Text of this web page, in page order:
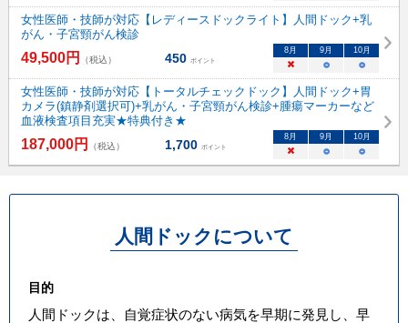
女性医師・技師が対応【レディースドックライト】人間ドック+乳
がん・子宮頸がん検診
49,500円 （税込） 450 ポイント
8 月 9 月 10月
× ○ ○
女性医師・技師が対応【トータルチェックドック】人間ドック+胃
カメラ(鎮静剤選択可)+乳がん・子宮頸がん検診+腫瘍マーカーなど
血液検査項目充実★特典付き★
187,000円 （税込） 1,700 ポイント
8 月 9 月 10月
× ○ ○
人間ドックについて
目的
人間ドックは、自覚症状のない病気を早期に発見し、早